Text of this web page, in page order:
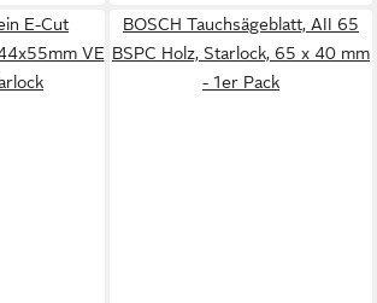
E-Cut
VE
BOSCH Tauchsägeblatt, AII 65
BSPC Holz, Starlock, 65 x 40 mm
- 1er Pack